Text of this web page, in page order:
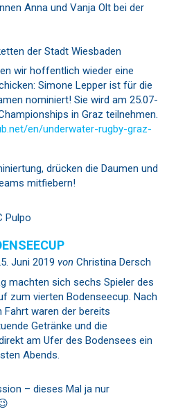
Anna und Vanja Olt bei der
der Stadt Wiesbaden
wir hoffentlich wieder eine
Simone Lepper ist für die
nominiert! Sie wird am 25.07-
in Graz teilnehmen.
en/underwater-rugby-graz-
drücken die Daumen und
mitfiebern!
Pulpo
Juni 2019 von Christina Dersch
machten sich sechs Spieler des
zum vierten Bodenseecup. Nach
waren der bereits
Getränke und die
am Ufer des Bodensees ein
Abends.
– dieses Mal ja nur